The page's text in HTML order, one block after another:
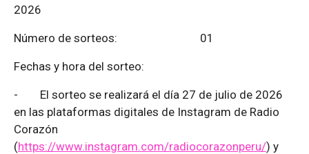
2026
Número de sorteos: 01
Fechas y hora del sorteo:
- El sorteo se realizará el día 27 de julio de 2026
en las plataformas digitales de Instagram de Radio
Corazón
(https://www.instagram.com/radiocorazonperu/) y